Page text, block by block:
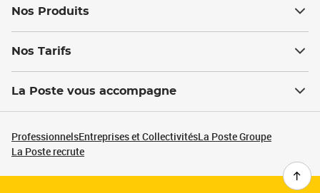
Nos Produits
Nos Tarifs
La Poste vous accompagne
ProfessionnelsEntreprises et CollectivitésLa Poste Groupe
La Poste recrute